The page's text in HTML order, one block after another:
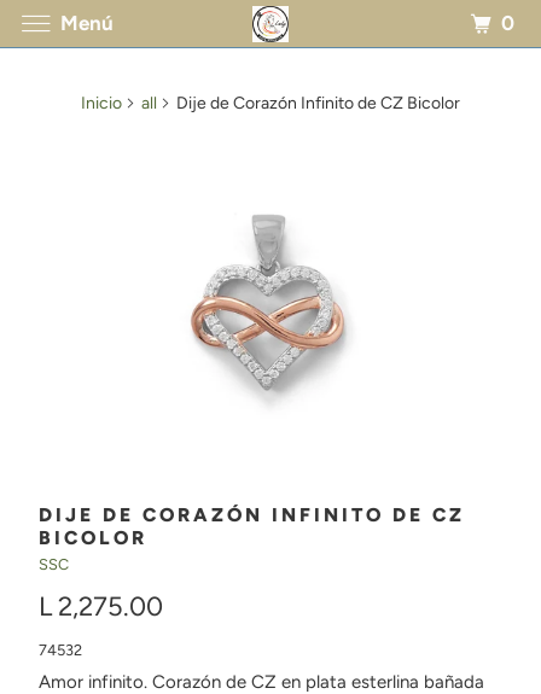
Inicio all Dije de Corazón Infinito de CZ Bicolor
DIJE DE CORAZÓN INFINITO DE CZ
BICOLOR
SSC
L 2,275.00
74532
Amor infinito. Corazón de CZ en plata esterlina bañada
Menú 0